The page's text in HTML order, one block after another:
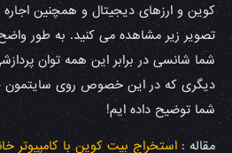
کوین و ارزهای دیجیتال و همچنین اجاره
تصویر زیر مشاهده می کنید. به طور
شما شانسی در برابر این همه توان
دیگری که در این خصوص روی سایتمون
شما توضیح داده ایم!
مقاله :استخراج بیت کوین با کامپیوتر